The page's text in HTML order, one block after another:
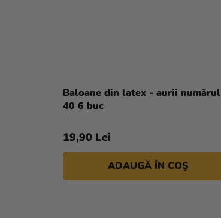
Baloane din latex - aurii numărul
40 6 buc
19,90 Lei
ADAUGĂ ÎN COŞ